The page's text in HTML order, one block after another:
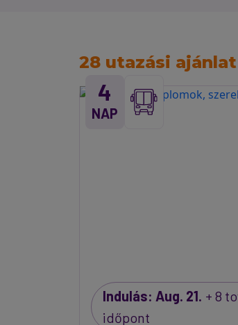
28 utazási ajánlat
4
NAP
Indulás: Aug. 21. + 8
időpont